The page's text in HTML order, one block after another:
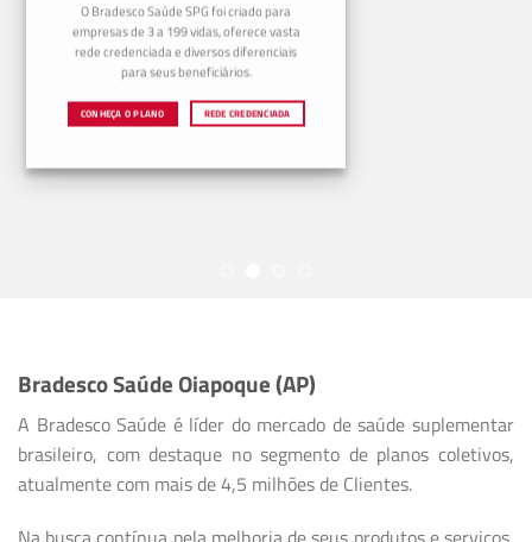
O Bradesco Saúde SPG foi criado para
empresas de 3 a 199 vidas, oferece vasta
rede credenciada e diversos diferenciais
para seus beneficiários.
CONHEÇA O PLANO REDE CREDENCIADA
Bradesco Saúde Oiapoque (AP)
A Bradesco Saúde é líder do mercado de saúde suplementar
brasileiro, com destaque no segmento de planos coletivos,
atualmente com mais de 4,5 milhões de Clientes.